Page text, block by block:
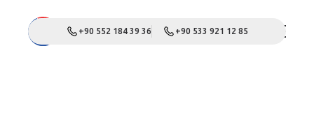
+90 552 184 39 36 +90 533 921 12 85